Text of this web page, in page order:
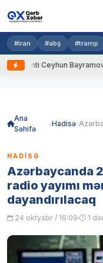
#iran #abş #tramp
Ceyhun Bayramovu
Ana
Səhifə
Hadisə
HADISƏ
Azərbaycanda
radio yayımı
dayandırılacaq
24 oktyabr / 16:09 1